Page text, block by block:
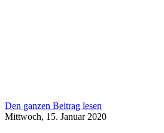
Den ganzen Beitrag lesen
Mittwoch, 15. Januar 2020